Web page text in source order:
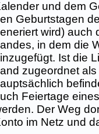
und dem
Geburtstagen
wird) auch
in dem die
Ist die
zugeordnet
Feiertage
Der Weg
im Netz und